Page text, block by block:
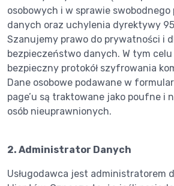
osobowych i w sprawie swobodnego
danych oraz uchylenia dyrektywy
Szanujemy prawo do prywatności i
bezpieczeństwo danych. W tym
bezpieczny protokół szyfrowania
Dane osobowe podawane w
page’u są traktowane jako poufne i
osób nieuprawnionych.
2. Administrator Danych
Usługodawca jest administratorem